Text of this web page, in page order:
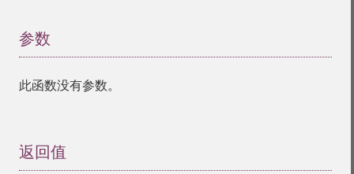
参数
此函数没有参数。
返回值